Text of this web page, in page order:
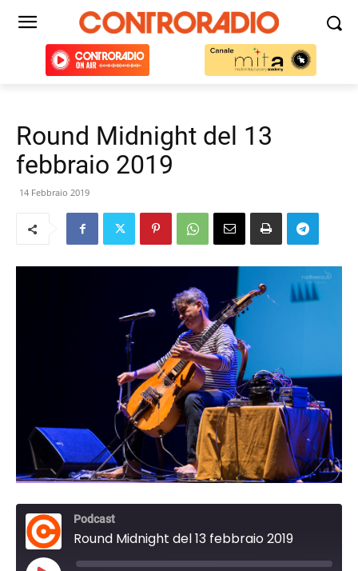
Round Midnight del 13
febbraio 2019
14 Febbraio 2019
Podcast
Round Midnight del 13 febbraio 2019